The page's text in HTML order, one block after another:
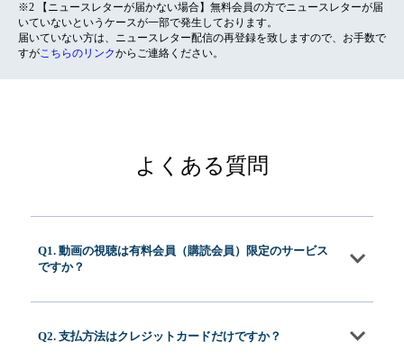
※2 【ニュースレターが届かない場合】無料会員の方でニュースレターが届
いていないというケースが一部で発生しております。
届いていない方は、ニュースレター配信の再登録を致しますので、お手数で
すがこちらのリンクからご連絡ください。
よくある質問
Q1. 動画の視聴は有料会員（購読会員）限定のサービス
ですか？
Q2. 支払方法はクレジットカードだけですか？